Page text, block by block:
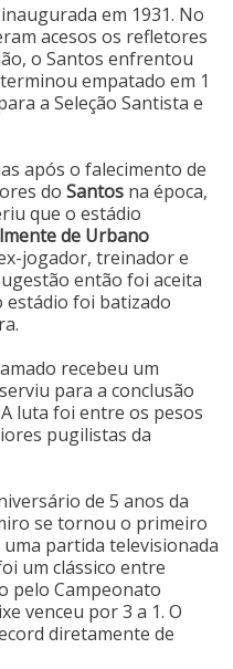
em 1931. No
acesos os refletores
o Santos enfrentou
empatado em 1
a Seleção Santista e
após o falecimento de
do Santos na época,
que o estádio
de Urbano
jogador, treinador e
então foi aceita
foi batizado
recebeu um
para a conclusão
luta foi entre os pesos
pugilistas da
de 5 anos da
se tornou o primeiro
partida televisionada
um clássico entre
pelo Campeonato
venceu por 3 a 1. O
diretamente de